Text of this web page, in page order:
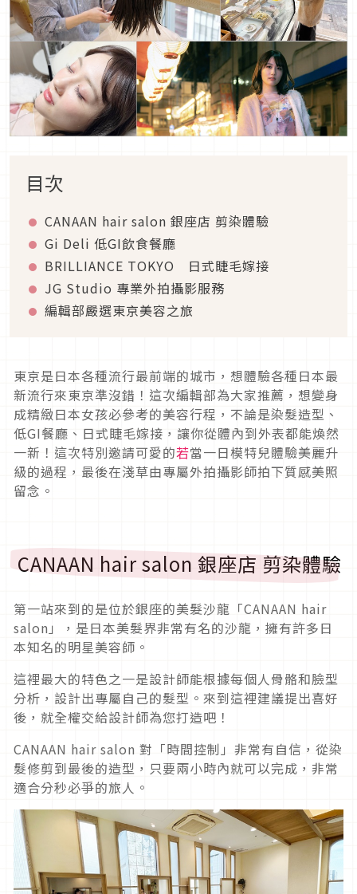
目次
CANAAN hair salon 銀座店 剪染體驗
Gi Deli 低GI飲食餐廳
BRILLIANCE TOKYO 日式睫毛嫁接
JG Studio 專業外拍攝影服務
編輯部嚴選東京美容之旅
東京是日本各種流行最前端的城市，想體驗各種日本最
新流行來東京準沒錯！這次編輯部為大家推薦，想變身
成精緻日本女孩必參考的美容行程，不論是染髮造型、
低GI餐廳、日式睫毛嫁接，讓你從體內到外表都能煥然
一新！這次特別邀請可愛的若當一日模特兒體驗美麗升
級的過程，最後在淺草由專屬外拍攝影師拍下質感美照
留念。
CANAAN hair salon 銀座店 剪染體驗
第一站來到的是位於銀座的美髮沙龍「CANAAN hair
salon」，是日本美髮界非常有名的沙龍，擁有許多日
本知名的明星美容師。
這裡最大的特色之一是設計師能根據每個人骨骼和臉型
分析，設計出專屬自己的髮型。來到這裡建議提出喜好
後，就全權交給設計師為您打造吧！
CANAAN hair salon 對「時間控制」非常有自信，從染
髮修剪到最後的造型，只要兩小時內就可以完成，非常
適合分秒必爭的旅人。